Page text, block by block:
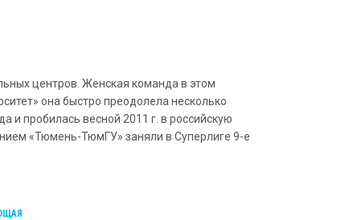
центров. Женская команда в этом
она быстро преодолела несколько
и пробилась весной 2011 г. в российскую
«Тюмень-ТюмГУ» заняли в Cуперлиге 9-е